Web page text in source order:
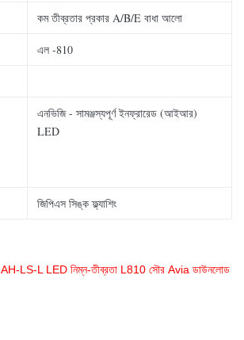
কম তীব্রতার প্রকার A/B/E বাধা আলো
এল -810
এনভিজি - সামঞ্জস্যপূর্ণ ইনফ্রারেড (আইআর)
LED
জিপিএস সিঙ্ক ফ্ল্যাশিং
AH-LS-L LED নিম্ন-তীব্রতা L810 সৌর Avia ডাউনলোড